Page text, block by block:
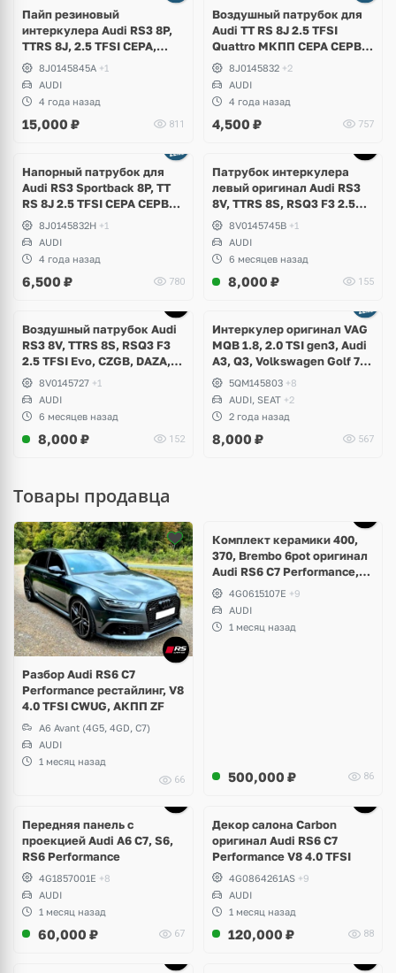
Пайп резиновый
интеркулера Audi RS3 8P,
TTRS 8J, 2.5 TFSI CEPA,
CEPB8J0145845A +1
AUDI
4 года назад
15,000 ₽ 811
Воздушный патрубок для
Audi TT RS 8J 2.5 TFSI
Quattro МКПП СEPA CEPB
EA8558J0145832 +2
AUDI
4 года назад
4,500 ₽ 757
Напорный патрубок для
Аudi RS3 Sportback 8P, TT
RS 8J 2.5 TFSI CEPA CEPB
EA855 DSG DQ500
8J0145832H +1
AUDI
4 года назад
6,500 ₽ 780
Патрубок интеркулера
левый оригинал Audi RS3
8V, TTRS 8S, RSQ3 F3 2.5
TFSI Evo, DAZA, DNWA,
DNWB
8V0145745B +1
AUDI
6 месяцев назад
8,000 ₽ 155
Воздушный патрубок Audi
RS3 8V, TTRS 8S, RSQ3 F3
2.5 TFSI Evo, CZGB, DAZA,
DNWA, DNWB
8V0145727 +1
AUDI
6 месяцев назад
8,000 ₽ 152
Интеркулер оригинал VAG
MQB 1.8, 2.0 TSI gen3, Audi
A3, Q3, Volkswagen Golf 7
Alltrack, Passat B8, Tiguan
2, Allspace, Taos, Arteon,
Skoda Kodiaq, Karoq,
Superb, Octavia
5QM145803 +8
AUDI, SEAT +2
2 года назад
8,000 ₽ 567
Товары продавца
Разбор Audi RS6 C7
Performance рестайлинг, V8
4.0 TFSI CWUG, АКПП ZF
A6 Avant (4G5, 4GD, C7)
AUDI
1 месяц назад
66
5 фото
Комплект керамики 400,
370, Brembo 6pot оригинал
Audi RS6 C7 Performance,
RS7 V8 4.0 TFSI
4G0615107E +9
AUDI
1 месяц назад
500,000 ₽ 86
Передняя панель с
проекцией Audi A6 C7, S6,
RS6 Performance
4G1857001E +8
AUDI
1 месяц назад
60,000 ₽ 67
Декор салона Carbon
оригинал Audi RS6 C7
Performance V8 4.0 TFSI
4G0864261AS +9
AUDI
1 месяц назад
120,000 ₽ 88